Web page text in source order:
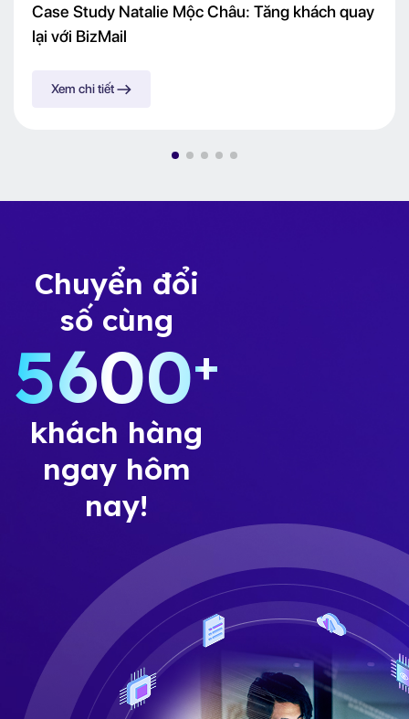
Case Study Natalie Mộc Châu: Tăng khách quay
lại với BizMail
Xem chi tiết
Chuyển đổi
số cùng
5600+
khách hàng
ngay hôm
nay!